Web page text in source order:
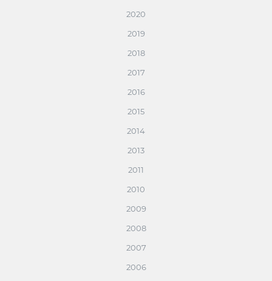
2020
2019
2018
2017
2016
2015
2014
2013
2011
2010
2009
2008
2007
2006